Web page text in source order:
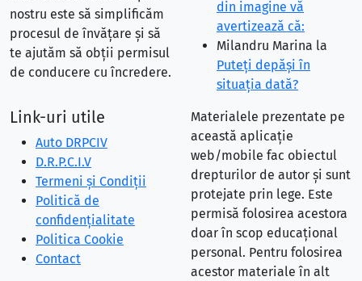
nostru este să simplificăm
procesul de învățare și să
te ajutăm să obții permisul
de conducere cu încredere.
din imagine vă
avertizează că:
Milandru Marina la
Puteţi depăşi în
situaţia dată?
Link-uri utile
Auto DRPCIV
D.R.P.C.I.V
Termeni și Condiții
Politică de
confidențialitate
Politica Cookie
Contact
Materialele prezentate pe
această aplicație
web/mobile fac obiectul
drepturilor de autor și sunt
protejate prin lege. Este
permisă folosirea acestora
doar în scop educațional
personal. Pentru folosirea
acestor materiale în alt